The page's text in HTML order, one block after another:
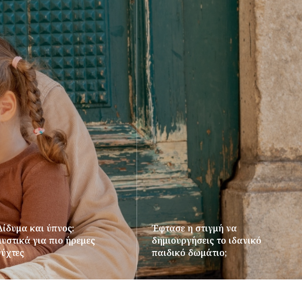
και ύπνος:
για πιο ήρεμες
Έφτασε η στιγμή να
δημιουργήσεις το ιδανικό
παιδικό δωμάτιο;
ΠΕΡΙΣΣΌΤΕΡΑ